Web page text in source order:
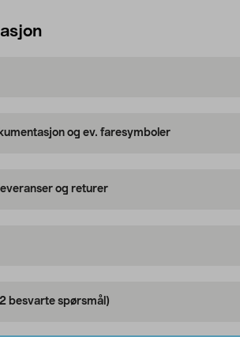
og ev. faresymboler
og returer
besvarte spørsmål)